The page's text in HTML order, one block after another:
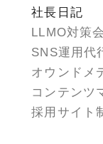
社長日記
LLMO対策
SNS運用代
オウンドメ
コンテンツ
採用サイト